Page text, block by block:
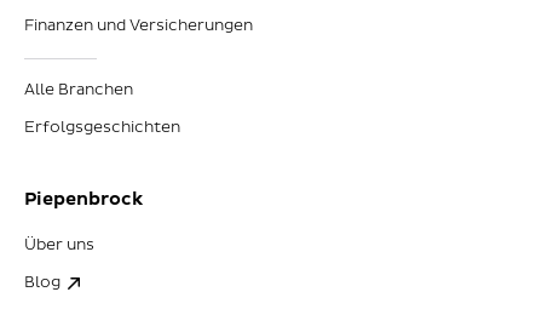
Finanzen und Versicherungen
Alle Branchen
Erfolgsgeschichten
Piepenbrock
Über uns
Blog